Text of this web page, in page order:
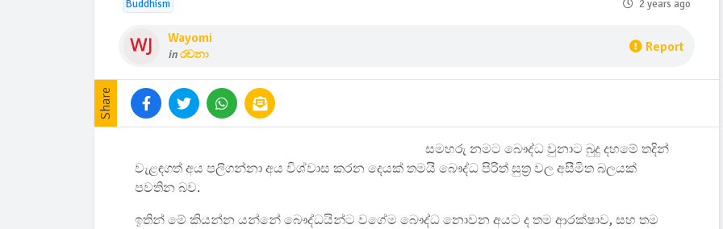
Buddhism 2 years ago
Wayomi
inරචනා Report
Share
සමහරු නමට බෞද්ධ වුනාට බුදු දහමේ තදින්
වැළඳගත් අය පලිගන්නා අය විශ්වාස කරන දෙයක් තමයි බෞද්ධ පිරිත් සුත්‍ර වල අසීමිත බලයක්
පවතින බව.
ඉතින් මේ කියන්න යන්නේ බෞද්ධයින්ට වගේම බෞද්ධ නොවන අයට ද තම ආරක්ෂාව, සහ තම